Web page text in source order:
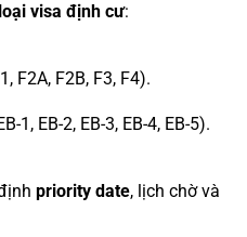
visa định cư:
F2A, F2B, F3, F4).
1, EB-2, EB-3, EB-4, EB-5).
priority date, lịch chờ và